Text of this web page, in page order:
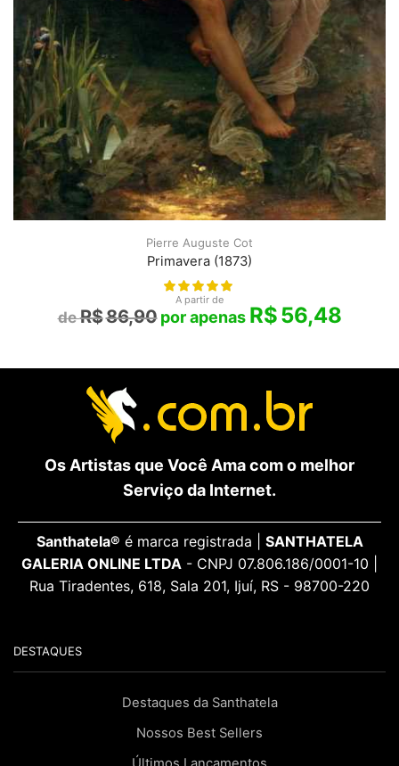
Pierre Auguste Cot
Primavera (1873)
A partir de
R$86,90 R$56,48
Os Artistas que Você Ama com o melhor
Serviço da Internet.
Santhatela® é marca registrada | SANTHATELA
GALERIA ONLINE LTDA - CNPJ 07.806.186/0001-10 |
Rua Tiradentes, 618, Sala 201, Ijuí, RS - 98700-220
DESTAQUES
Destaques da Santhatela
Nossos Best Sellers